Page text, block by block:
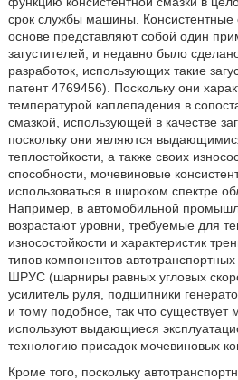
срок службы машины. Консистентные
основе представляют собой один
загустителей, и недавно было
разработок, использующих такие
патент 4769456). Поскольку они
температурой каплепадения в
смазкой, использующей в качестве
поскольку они являются
теплостойкости, а также своих
способности, мочевиновые
использоваться в широком спектре
Например, в автомобильной
возрастают уровни, требуемые для
износостойкости и характеристик
типов компонентов
ШРУС (шарниры равных угловых
усилитель руля, подшипники
и тому подобное, так что существует
используют выдающиеся
технологию присадок мочевиновых
Кроме того, поскольку